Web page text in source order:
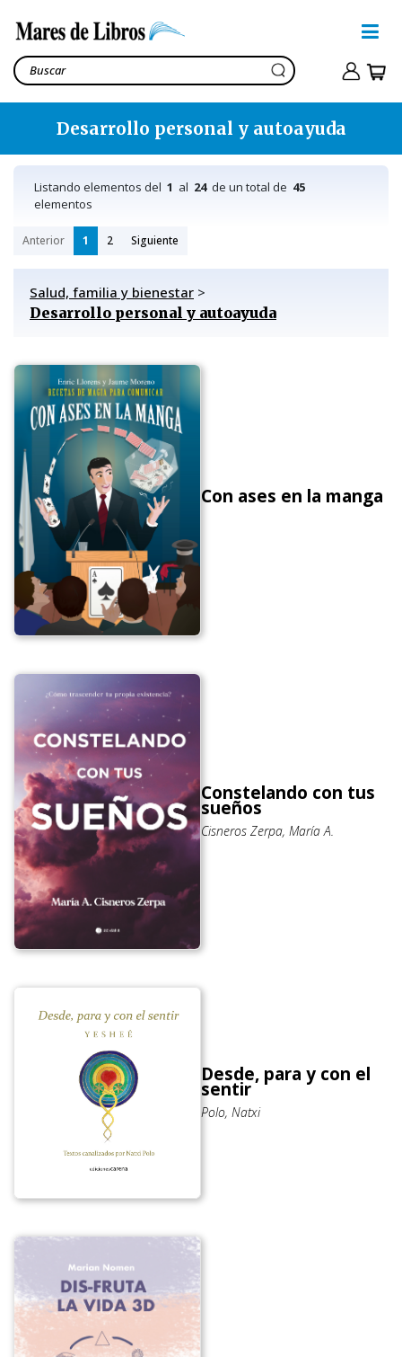
Desarrollo personal y autoayuda
Listando elementos del 1 al 24de un total de 45
elementos
Anterior 1 2 Siguiente
Salud, familia y bienestar >
Desarrollo personal y autoayuda
Con ases en la manga
Constelando con tus
sueños
Cisneros Zerpa, María A.
Desde, para y con el
sentir
Polo, Natxi